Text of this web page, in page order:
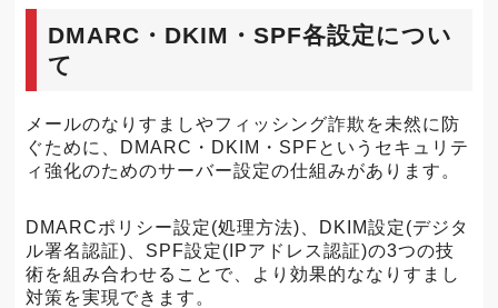
DMARC・DKIM・SPF各設定につい
て
メールのなりすましやフィッシング詐欺を未然に防
ぐために、DMARC・DKIM・SPFというセキュリテ
ィ強化のためのサーバー設定の仕組みがあります。
DMARCポリシー設定(処理方法)、DKIM設定(デジタ
ル署名認証)、SPF設定(IPアドレス認証)の3つの技
術を組み合わせることで、より効果的ななりすまし
対策を実現できます。